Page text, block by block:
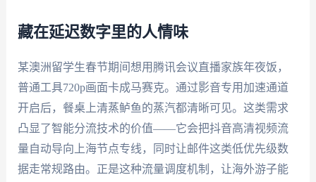
藏在延迟数字里的人情味
某澳洲留学生春节期间想用腾讯会议直播家族年夜饭，
普通工具720p画面卡成马赛克。通过影音专用加速通道
开启后，餐桌上清蒸鲈鱼的蒸汽都清晰可见。这类需求
凸显了智能分流技术的价值——它会把抖音高清视频流
量自动导向上海节点专线，同时让邮件这类低优先级数
据走常规路由。正是这种流量调度机制，让海外游子能